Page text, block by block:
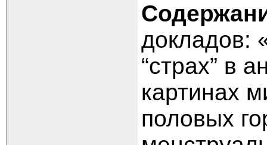
докладов:
“страх” в
картинах
половых